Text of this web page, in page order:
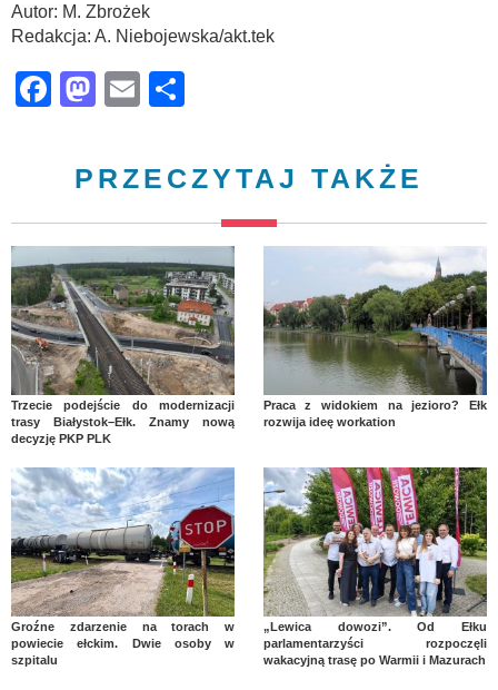
Autor: M. Zbrożek
Redakcja: A. Niebojewska/akt.tek
Facebook
Mastodon
Email
PRZECZYTAJ TAKŻE
Trzecie podejście do modernizacji
trasy Białystok–Ełk. Znamy nową
decyzję PKP PLK
Praca z widokiem na jezioro? Ełk
rozwija ideę workation
Groźne zdarzenie na torach w
powiecie ełckim. Dwie osoby w
szpitalu
„Lewica dowozi”. Od Ełku
parlamentarzyści rozpoczęli
wakacyjną trasę po Warmii i Mazurach